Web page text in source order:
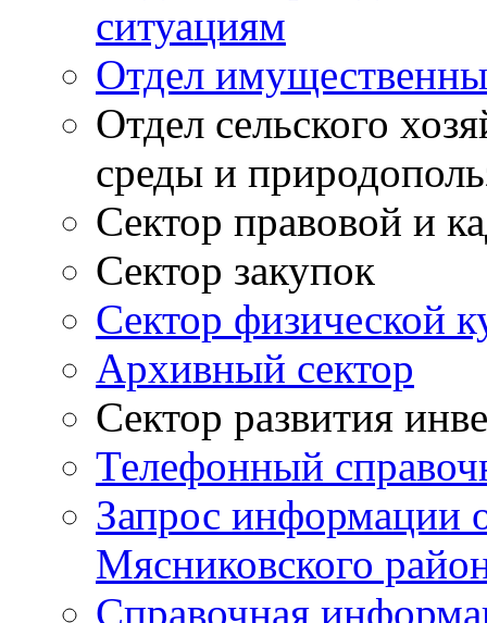
ситуациям
Отдел
Отдел сельского
среды и
Сектор правовой и
Сектор закупок
Сектор физической
Архивный сектор
Сектор развития
Телефонный
Запрос информации
Мясниковского
Справочная